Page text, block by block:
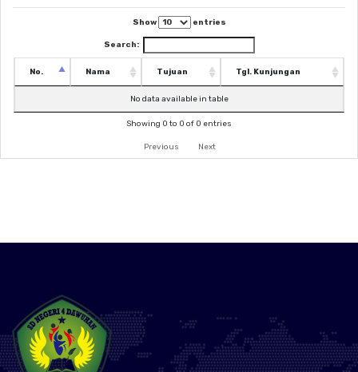
Show entries
Search:
No. Nama Tujuan Tgl. Kunjungan
No data available in table
Showing 0 to 0 of 0 entries
Previous Next